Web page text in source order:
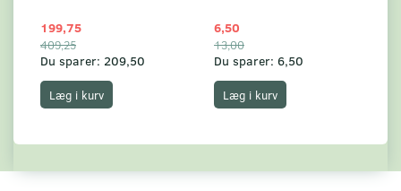
199,75
409,25
Du sparer: 209,50
Læg i kurv
6,50
13,00
Du sparer: 6,50
Læg i kurv